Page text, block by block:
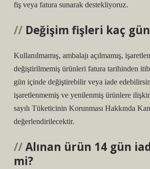
fiş veya fatura sunarak destekliyoruz.
Değişim fişleri kaç
Kullanılmamış, ambalajı açılmamış,
değiştirilmemiş ürünleri fatura tarihinden
gün içinde değiştirebilir veya iade
işaretlenmemiş ve yenilenmiş ürünlere
sayılı Tüketicinin Korunması Hakkında
değerlendirilecektir.
Alınan ürün 14 gün
mi?